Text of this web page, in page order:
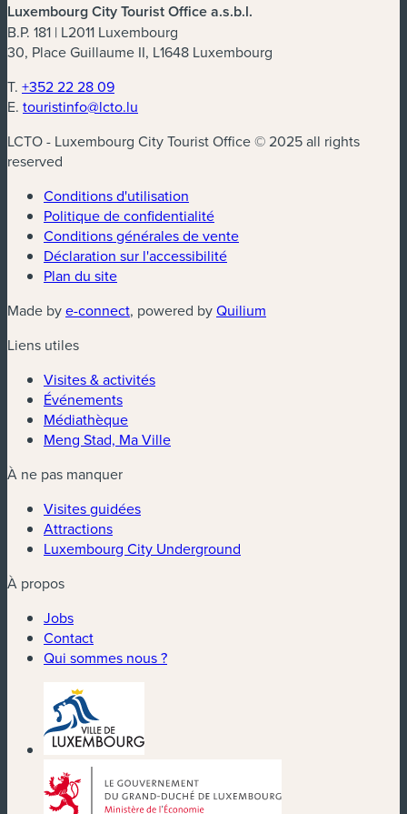
Luxembourg City Tourist Office a.s.b.l.
B.P. 181 | L2011 Luxembourg
30, Place Guillaume II, L1648 Luxembourg
T. +352 22 28 09
E. touristinfo@lcto.lu
LCTO - Luxembourg City Tourist Office © 2025 all rights
reserved
Conditions d'utilisation
Politique de confidentialité
Conditions générales de vente
Déclaration sur l'accessibilité
Plan du site
Made bye-connect, powered byQuilium
Liens utiles
Visites & activités
Événements
Médiathèque
Meng Stad, Ma Ville
À ne pas manquer
Visites guidées
Attractions
Luxembourg City Underground
À propos
Jobs
Contact
Qui sommes nous ?